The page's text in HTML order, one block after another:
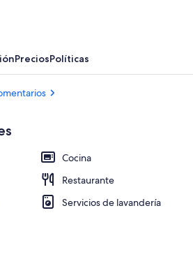
3 piscinas al aire libre, una piscina
PreciosPolíticas
Cocina
Restaurante
Servicios de lavandería